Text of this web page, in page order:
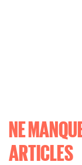
NE
ARTICLES